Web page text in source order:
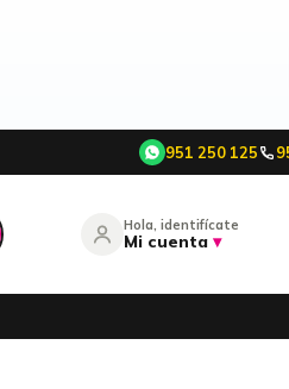
951 250 125
Hola, identifícate
Mi cuenta ▾